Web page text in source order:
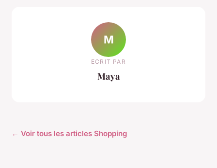
M
ECRIT PAR
Maya
← Voir tous les articles Shopping